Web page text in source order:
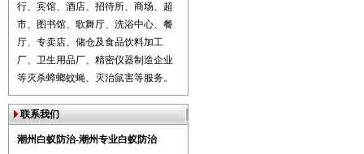
行、宾馆、酒店、招待所、商场、超
市、图书馆、歌舞厅、洗浴中心、餐
厅、专卖店、储仓及食品饮料加工
厂、卫生用品厂、精密仪器制造企业
等灭杀蟑螂蚊蝇、灭治鼠害等服务。
联系我们
潮州白蚁防治-潮州专业白蚁防治